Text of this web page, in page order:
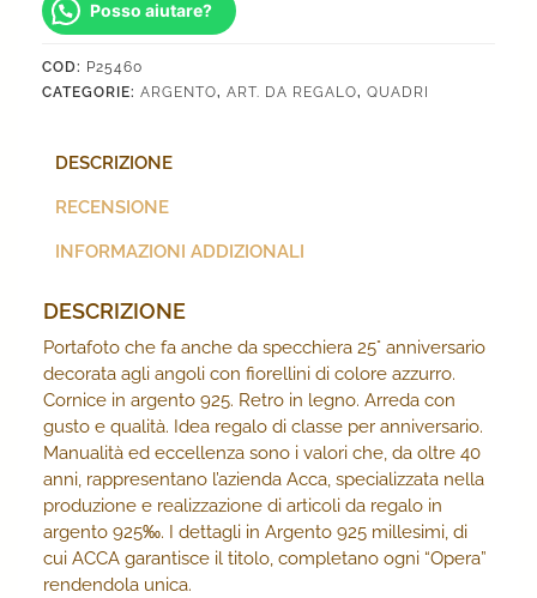
Posso aiutare?
COD: P25460
CATEGORIE: ARGENTO, ART. DA REGALO, QUADRI
DESCRIZIONE
RECENSIONE
INFORMAZIONI ADDIZIONALI
DESCRIZIONE
Portafoto che fa anche da specchiera 25° anniversario
decorata agli angoli con fiorellini di colore azzurro.
Cornice in argento 925. Retro in legno. Arreda con
gusto e qualità. Idea regalo di classe per anniversario.
Manualità ed eccellenza sono i valori che, da oltre 40
anni, rappresentano l’azienda Acca, specializzata nella
produzione e realizzazione di articoli da regalo in
argento 925‰. I dettagli in Argento 925 millesimi, di
cui ACCA garantisce il titolo, completano ogni “Opera”
rendendola unica.